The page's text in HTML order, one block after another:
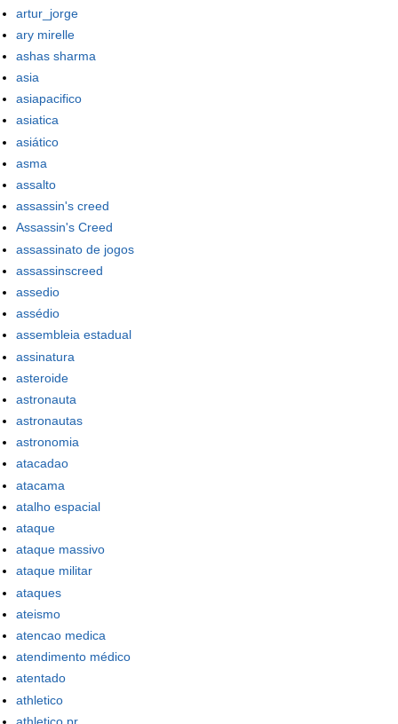
artur_jorge
ary mirelle
ashas sharma
asia
asiapacifico
asiatica
asiático
asma
assalto
assassin's creed
Assassin's Creed
assassinato de jogos
assassinscreed
assedio
assédio
assembleia estadual
assinatura
asteroide
astronauta
astronautas
astronomia
atacadao
atacama
atalho espacial
ataque
ataque massivo
ataque militar
ataques
ateismo
atencao medica
atendimento médico
atentado
athletico
athletico pr